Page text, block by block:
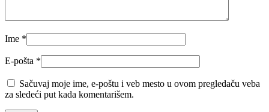
Ime *
E-pošta *
Sačuvaj moje ime, e-poštu i veb mesto u ovom pregledaču veba
za sledeći put kada komentarišem.